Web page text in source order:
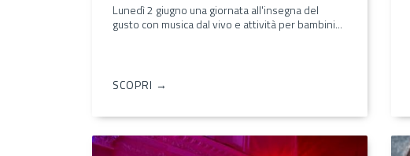
Lunedì 2 giugno una giornata all'insegna del
gusto con musica dal vivo e attività per bambini...
SCOPRI →